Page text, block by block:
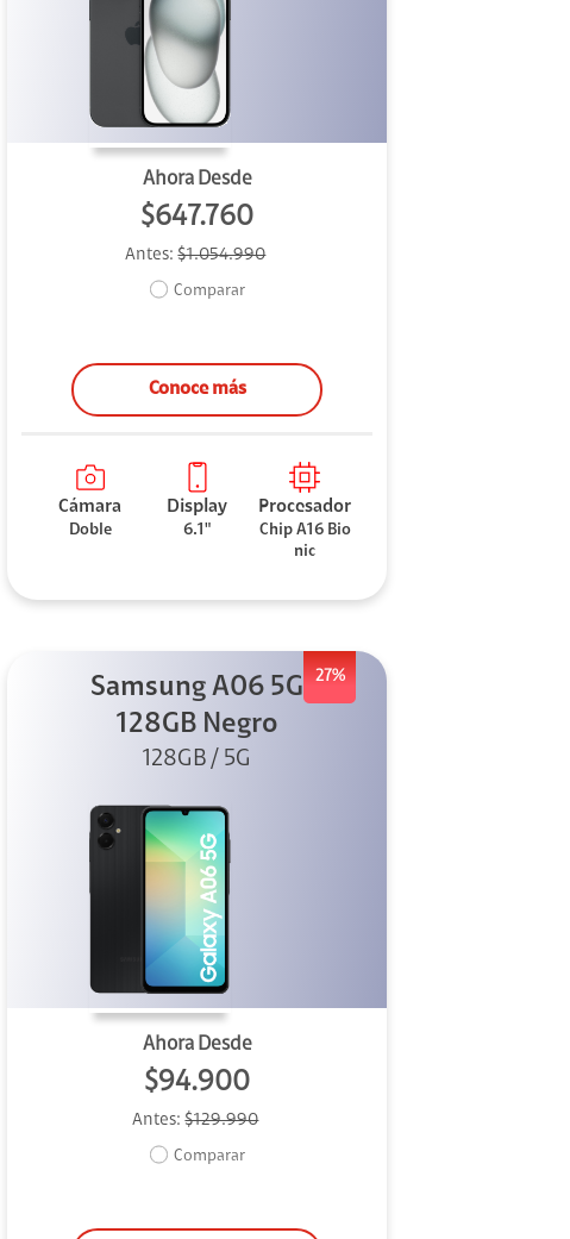
Ahora Desde
$647.760
Antes:$1.054.990
Comparar
Conoce más
Cámara
Doble
Display
6.1"
Procesador
Chip A16 Bio
nic
27%
Samsung A06 5G
128GB Negro
128GB / 5G
Ahora Desde
$94.900
Antes:$129.990
Comparar